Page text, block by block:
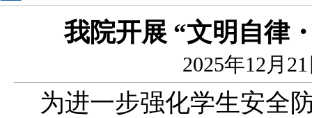
我院开展 “文明自律
2025年12月
为进一步强化学生安全